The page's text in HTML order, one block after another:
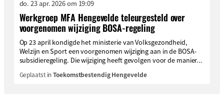
do. 23 apr. 2026 om 19:09
Werkgroep MFA Hengevelde teleurgesteld over
voorgenomen wijziging BOSA-regeling
Op 23 april kondigde het ministerie van Volksgezondheid,
Welzijn en Sport een voorgenomen wijziging aan in de BOSA-
subsidieregeling. Die wijziging heeft gevolgen voor de manier...
Geplaatst inToekomstbestendig Hengevelde